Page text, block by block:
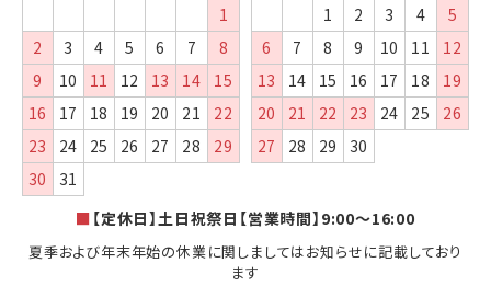
1
2
3 4 5 6 7
8
9
10 11 12 13 14
15
16
17 18 19 20 21
22
23
24 25 26 27 28
29
30
31
1
2 3 4
5
6
7 8 9 10 11
12
13
14 15 16 17 18
19
20
21 22 23 24 25
26
27
28 29 30
■ 【定休日】土日祝祭日【営業時間】9:00～16:00
夏季および年末年始の休業に関しましてはお知らせに記載しており
ます